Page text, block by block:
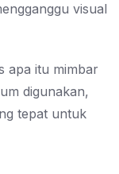
visual
apa itu mimbar
digunakan,
tepat untuk